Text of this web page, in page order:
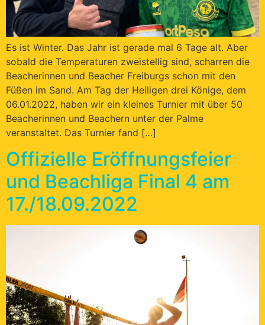
Es ist Winter. Das Jahr ist gerade mal 6 Tage alt. Aber
sobald die Temperaturen zweistellig sind, scharren die
Beacherinnen und Beacher Freiburgs schon mit den
Füßen im Sand. Am Tag der Heiligen drei Könige, dem
06.01.2022, haben wir ein kleines Turnier mit über 50
Beacherinnen und Beachern unter der Palme
veranstaltet. Das Turnier fand […]
Offizielle Eröffnungsfeier
und Beachliga Final 4 am
17./18.09.2022